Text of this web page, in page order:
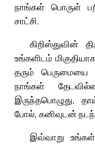
நாங்கள் பொருள்
சாட்சி.
கிறிஸ்துவின்
உங்களிடம்
தரும் பெருமையை
நாங்கள்
இருந்தபொழுது,
போல், கனிவுடன்
இவ்வாறு